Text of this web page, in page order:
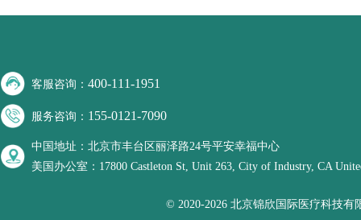
客服咨询：400-111-1951
服务咨询： 155-0121-7090
中国地址：北京市丰台区丽泽路24号平安幸福中心
美国办公室：17800 Castleton St, Unit 263, City of Industry, CA
© 2020-2026 北京锦欣国际医疗科